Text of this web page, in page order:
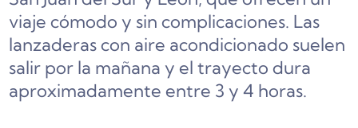
viaje cómodo y sin complicaciones. Las
lanzaderas con aire acondicionado suelen
salir por la mañana y el trayecto dura
aproximadamente entre 3 y 4 horas.